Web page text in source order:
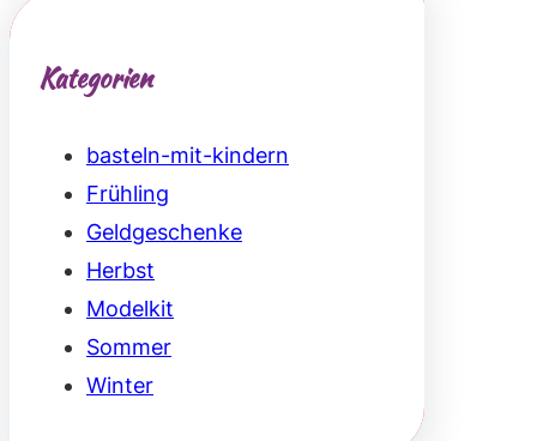
Kategorien
basteln-mit-kindern
Frühling
Geldgeschenke
Herbst
Modelkit
Sommer
Winter